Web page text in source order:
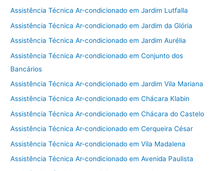
Assistência Técnica Ar-condicionado em Jardim Lutfalla
Assistência Técnica Ar-condicionado em Jardim da Glória
Assistência Técnica Ar-condicionado em Jardim Aurélia
Assistência Técnica Ar-condicionado em Conjunto dos
Bancários
Assistência Técnica Ar-condicionado em Jardim Vila Mariana
Assistência Técnica Ar-condicionado em Chácara Klabin
Assistência Técnica Ar-condicionado em Chácara do Castelo
Assistência Técnica Ar-condicionado em Cerqueira César
Assistência Técnica Ar-condicionado em Vila Madalena
Assistência Técnica Ar-condicionado em Avenida Paulista